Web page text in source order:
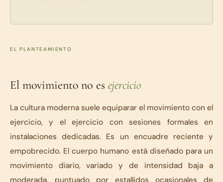
EL PLANTEAMIENTO
El movimiento no es ejercicio
La cultura moderna suele equiparar el movimiento con el
ejercicio, y el ejercicio con sesiones formales en
instalaciones dedicadas. Es un encuadre reciente y
empobrecido. El cuerpo humano está diseñado para un
movimiento diario, variado y de intensidad baja a
moderada, puntuado por estallidos ocasionales de